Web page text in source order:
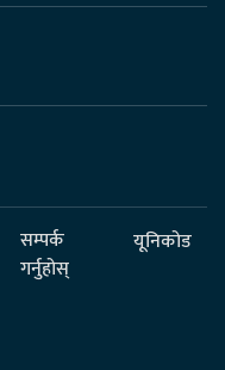
सम्पर्क
गर्नुहोस्
यूनिकोड